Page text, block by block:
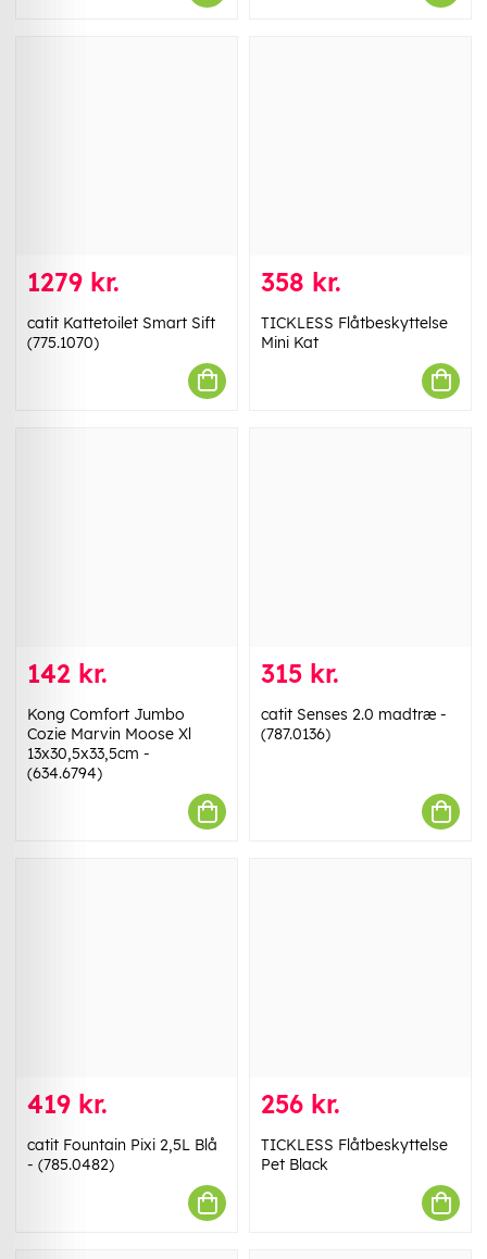
1279 kr.
catit Kattetoilet Smart Sift
(775.1070)
358 kr.
TICKLESS Flåtbeskyttelse
Mini Kat
142 kr.
Kong Comfort Jumbo
Cozie Marvin Moose Xl
13x30,5x33,5cm -
(634.6794)
315 kr.
catit Senses 2.0 madtræ -
(787.0136)
419 kr.
catit Fountain Pixi 2,5L Blå
- (785.0482)
256 kr.
TICKLESS Flåtbeskyttelse
Pet Black